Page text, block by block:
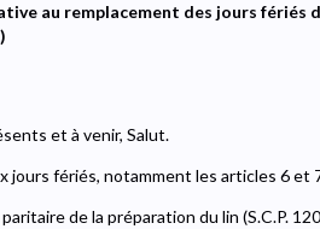
au remplacement des jours fériés
et à venir, Salut.
jours fériés, notamment les articles 6 et
de la préparation du lin (S.C.P.